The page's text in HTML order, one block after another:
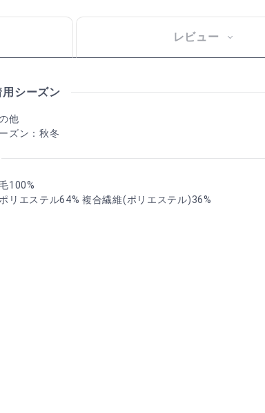
レビュー
シーズン
他
ズン：秋冬
100%
リエステル64% 複合繊維(ポリエステル)36%